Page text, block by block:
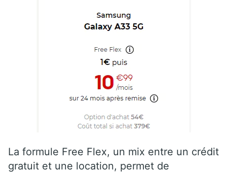
La formule Free Flex, un mix entre un crédit
gratuit et une location, permet de